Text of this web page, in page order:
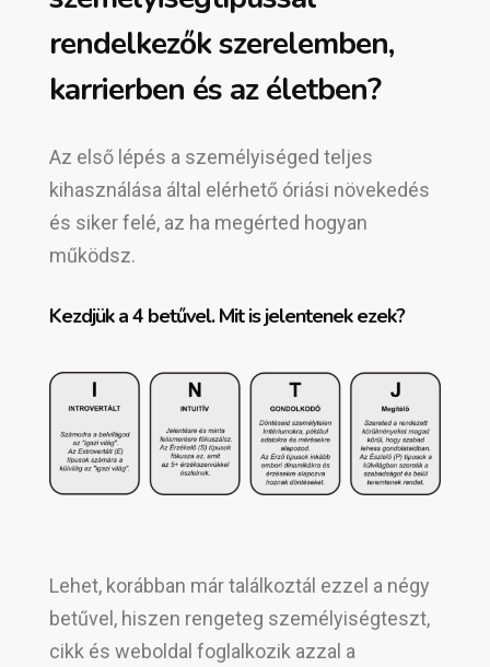
rendelkezők szerelemben,
karrierben és az életben?
Az első lépés a személyiséged teljes
kihasználása által elérhető óriási növekedés
és siker felé, az ha megérted hogyan
működsz.
Kezdjük a 4 betűvel. Mit is jelentenek ezek?
Lehet, korábban már találkoztál ezzel a négy
betűvel, hiszen rengeteg személyiségteszt,
cikk és weboldal foglalkozik azzal a